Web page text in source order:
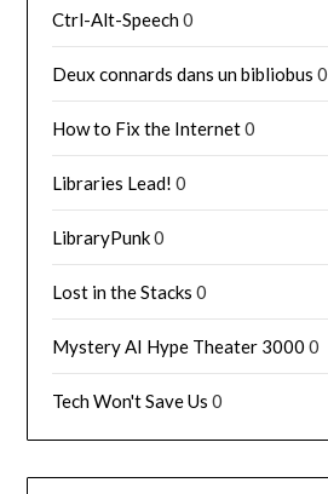
Ctrl-Alt-Speech0
Deux connards dans un bibliobus 0
How to Fix the Internet0
Libraries Lead! 0
LibraryPunk0
Lost in the Stacks 0
Mystery AI Hype Theater 3000 0
Tech Won't Save Us 0